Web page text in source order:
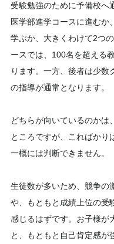
受験勉強のために予備校へ
医学部進学コースに進むか
学ぶか、大きくわけて2つ
ースでは、100名を超える
ります。一方、後者は少
の指導が通常となります。
どちらが向いているのかは
ところですが、こればかり
一概には判断できません。
生徒数が多いため、競争の
や、もともと成績上位の受
感じるはずです。お子様が
と、もともと自己肯定感が